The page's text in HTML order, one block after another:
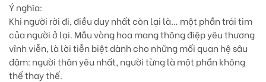
Ý nghĩa:
Khi người rời đi, điều duy nhất còn lại là… một phần trái tim
của người ở lại. Mẫu vòng hoa mang thông điệpyêu thương
vĩnh viễn, là lời tiễn biệt dành cho những mối quan hệ sâu
đậm: người thân yêu nhất, người từng là một phần không
thể thay thế.